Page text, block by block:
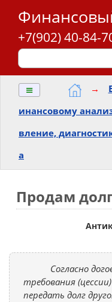
+7(902) 40-84-
≡ →
инансовому
вление,
а
Продам
Согласно
требования
передать долг